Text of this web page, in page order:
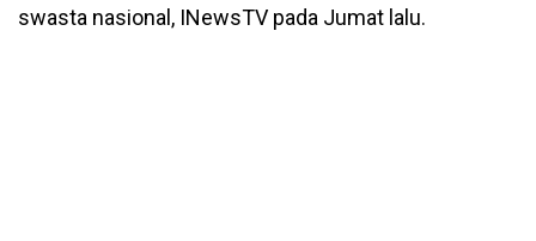
swasta nasional, INewsTV pada Jumat lalu.